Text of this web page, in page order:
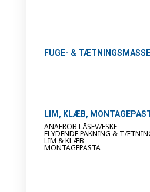
FUGE- & TÆTNINGSMASSE
LIM, KLÆB,
ANAEROB LÅSEVÆSKE
FLYDENDE PAKNING &
LIM & KLÆB
MONTAGEPASTA